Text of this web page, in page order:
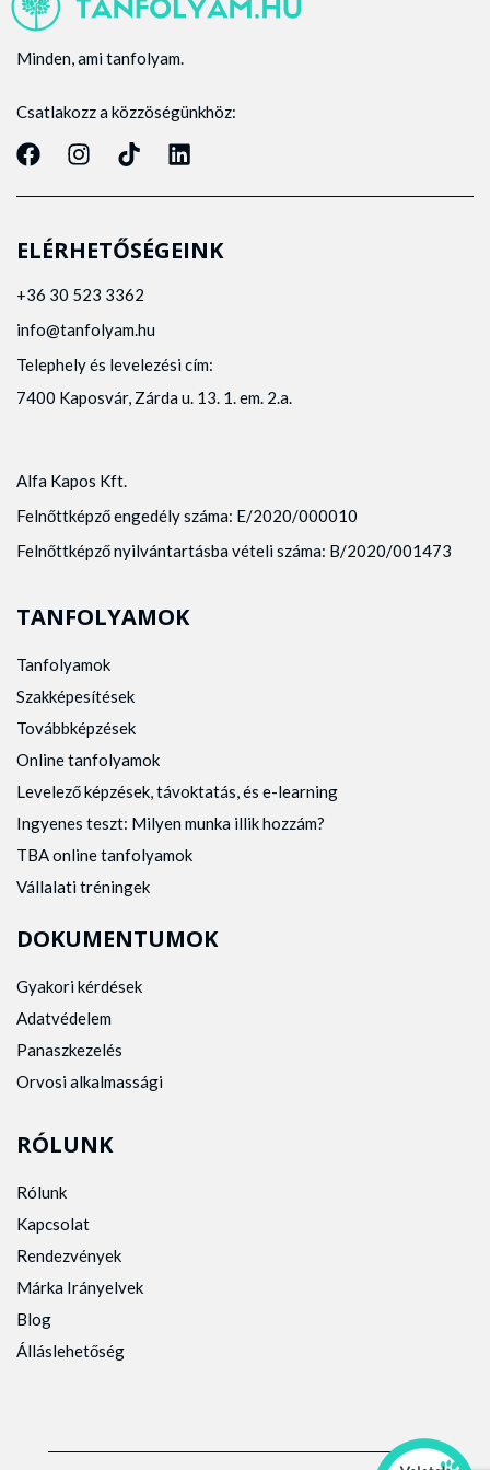
Minden, ami tanfolyam.
Csatlakozz a közzöségünkhöz:
ELÉRHETŐSÉGEINK
+36 30 523 3362
info@tanfolyam.hu
Telephely és levelezési cím:
7400 Kaposvár, Zárda u. 13. 1. em. 2.a.
Alfa Kapos Kft.
Felnőttképző engedély száma: E/2020/000010
Felnőttképző nyilvántartásba vételi száma: B/2020/001473
TANFOLYAMOK
Tanfolyamok
Szakképesítések
Továbbképzések
Online tanfolyamok
Levelező képzések, távoktatás, és e-learning
Ingyenes teszt: Milyen munka illik hozzám?
TBA online tanfolyamok
Vállalati tréningek
DOKUMENTUMOK
Gyakori kérdések
Adatvédelem
Panaszkezelés
Orvosi alkalmassági
RÓLUNK
Rólunk
Kapcsolat
Rendezvények
Márka Irányelvek
Blog
Álláslehetőség